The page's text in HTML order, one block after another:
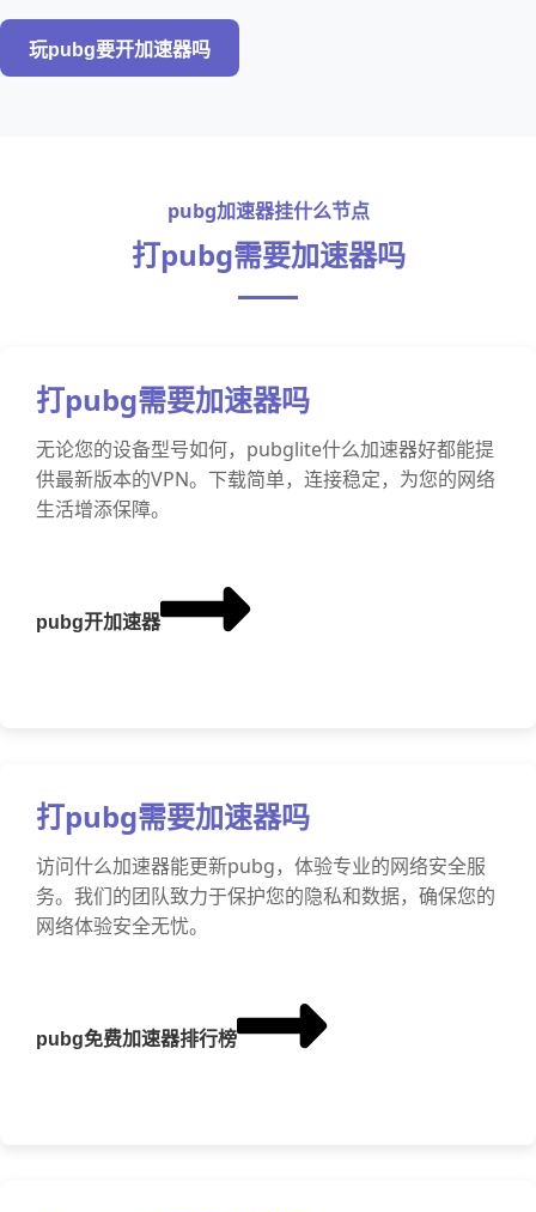
玩pubg要开加速器吗
pubg加速器挂什么节点
打pubg需要加速器吗
打pubg需要加速器吗
无论您的设备型号如何，pubglite什么加速器好都能提
供最新版本的VPN。下载简单，连接稳定，为您的网络
生活增添保障。
pubg开加速器
打pubg需要加速器吗
访问什么加速器能更新pubg，体验专业的网络安全服
务。我们的团队致力于保护您的隐私和数据，确保您的
网络体验安全无忧。
pubg免费加速器排行榜